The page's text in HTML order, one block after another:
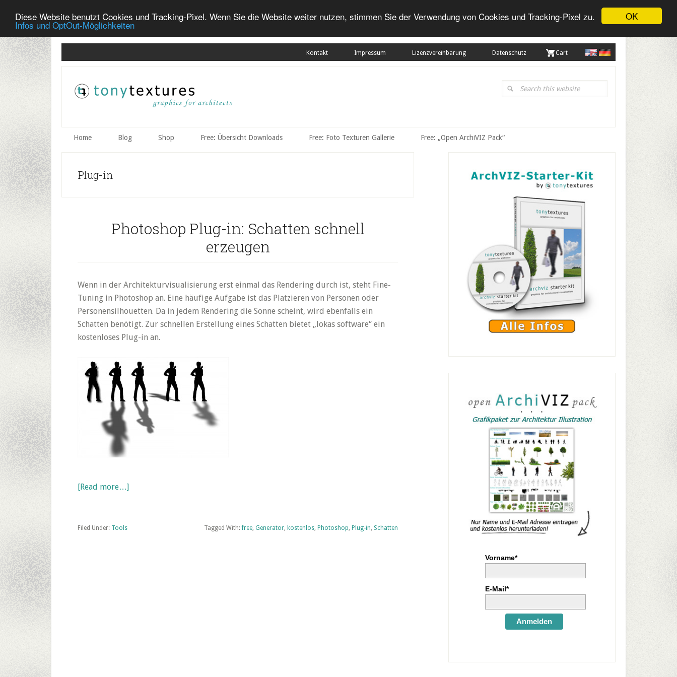
OK
Diese Website benutzt Cookies und Tracking-Pixel. Wenn Sie die Website weiter nutzen, stimmen Sie der Verwendung von Cookies und Tracking-Pixel zu.
Infos und OptOut-Möglichkeiten
Skip
to
secondary
menu
Skip
to
main
content
Skip
to
primary
sidebar
Kontakt Impressum Lizenzvereinbarung Datenschutz . Cart
Search
Home Blog Shop Free: Übersicht Downloads Free: Foto Texturen Gallerie Free: „Open ArchiVIZ Pack“
Plug-in
Photoshop Plug-in: Schatten schnell
erzeugen
Wenn in der Architekturvisualisierung erst einmal das Rendering durch ist, steht Fine-
Tuning in Photoshop an. Eine häufige Aufgabe ist das Platzieren von Personen oder
Personensilhouetten. Da in jedem Rendering die Sonne scheint, wird ebenfalls ein
Schatten benötigt. Zur schnellen Erstellung eines Schatten bietet „lokas software“ ein
kostenloses Plug-in an.
[Read more…]about
Filed Under: Tools Tagged With:free, Generator, kostenlos, Photoshop, Plug-in, Schatten
Sidebar
Vorname*
E-Mail*
Anmelden